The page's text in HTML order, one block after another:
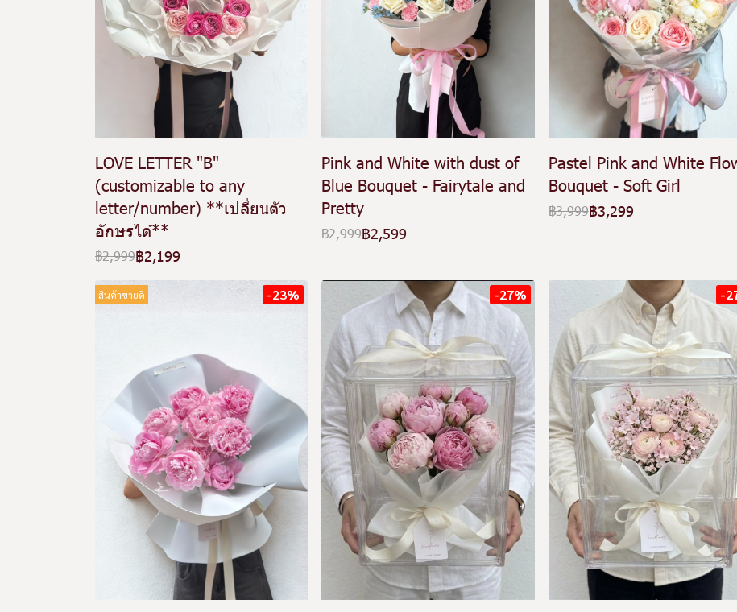
LOVE LETTER "B"
(customizable to any
letter/number) **เปลี่ยนตัว
อักษรได้**
฿2,999฿2,199
Pink and White with dust of
Blue Bouquet - Fairytale and
Pretty
฿2,999฿2,599
Pastel Pink and White
Bouquet - Soft Girl
฿3,999฿3,299
สินค้าขายดี -23% -27% -